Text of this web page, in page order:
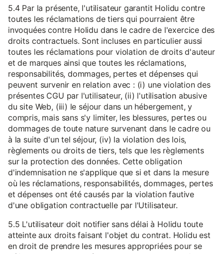
5.4 Par la présente, l'utilisateur garantit Holidu contre
toutes les réclamations de tiers qui pourraient être
invoquées contre Holidu dans le cadre de l'exercice des
droits contractuels. Sont incluses en particulier aussi
toutes les réclamations pour violation de droits d'auteur
et de marques ainsi que toutes les réclamations,
responsabilités, dommages, pertes et dépenses qui
peuvent survenir en relation avec : (i) une violation des
présentes CGU par l'utilisateur, (ii) l'utilisation abusive
du site Web, (iii) le séjour dans un hébergement, y
compris, mais sans s'y limiter, les blessures, pertes ou
dommages de toute nature survenant dans le cadre ou
à la suite d'un tel séjour, (iv) la violation des lois,
règlements ou droits de tiers, tels que les règlements
sur la protection des données. Cette obligation
d'indemnisation ne s'applique que si et dans la mesure
où les réclamations, responsabilités, dommages, pertes
et dépenses ont été causés par la violation fautive
d'une obligation contractuelle par l'Utilisateur.
5.5 L'utilisateur doit notifier sans délai à Holidu toute
atteinte aux droits faisant l'objet du contrat. Holidu est
en droit de prendre les mesures appropriées pour se